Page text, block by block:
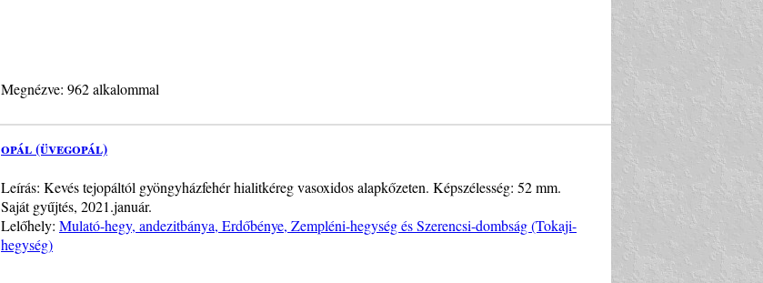
Megnézve: 962 alkalommal
opál (üvegopál)
Leírás: Kevés tejopáltól gyöngyházfehér hialitkéreg vasoxidos alapkőzeten. Képszélesség: 52 mm.
Saját gyűjtés, 2021.január.
Lelőhely: Mulató-hegy, andezitbánya, Erdőbénye, Zempléni-hegység és Szerencsi-dombság (Tokaji-
hegység)